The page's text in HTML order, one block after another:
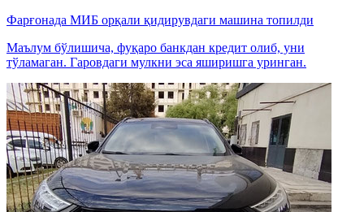
Фарғонада МИБ орқали қидирувдаги машина топилди
Маълум бўлишича, фуқаро банкдан кредит олиб, уни
тўламаган. Гаровдаги мулкни эса яширишга уринган.